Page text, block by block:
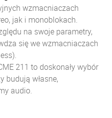
wzmacniaczach
jak i monoblokach.
na swoje parametry,
się we wzmacniaczach
211 to doskonały wybór
budują własne,
audio.